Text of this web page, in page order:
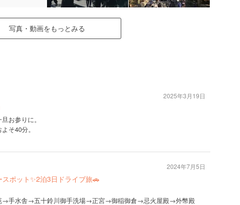
写真・動画をもっとみる
お参りに。
そ40分。
2025年3月19日
スポット✨2泊3日ドライブ旅🚗
手水舎→五十鈴川御手洗場→正宮→御稲御倉→忌火屋殿→外幣殿
2024年7月5日